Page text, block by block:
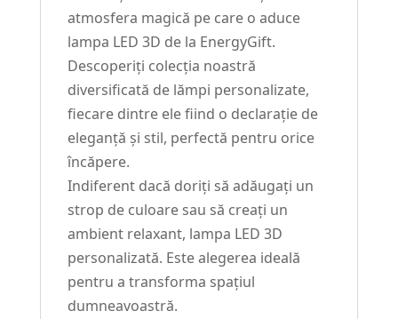
atmosfera magică pe care o aduce
lampa LED 3D de la EnergyGift.
Descoperiți colecția noastră
diversificată de lămpi personalizate,
fiecare dintre ele fiind o declarație de
eleganță și stil, perfectă pentru orice
încăpere.
Indiferent dacă doriți să adăugați un
strop de culoare sau să creați un
ambient relaxant, lampa LED 3D
personalizată. Este alegerea ideală
pentru a transforma spațiul
dumneavoastră.